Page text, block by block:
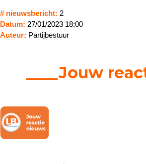
# nieuwsbericht: 2
Datum: 27/01/2023 18:00
Auteur: Partijbestuur
____Jouw